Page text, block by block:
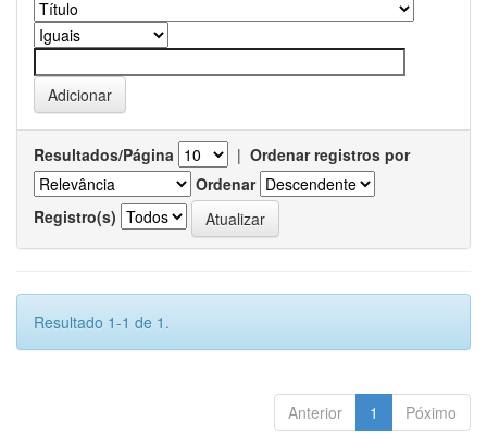
Resultados/Página | Ordenar registros por
Ordenar
Registro(s)
Resultado 1-1 de 1.
Anterior 1 Póximo